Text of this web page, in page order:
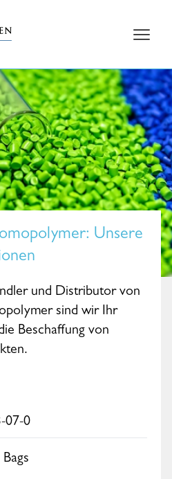
: Unsere
und Distributor von
sind wir Ihr
Beschaffung von
07-0